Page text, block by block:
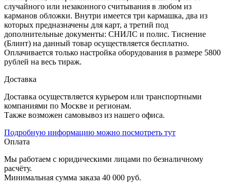
случайного или незаконного считывания в любом из
карманов обложки. Внутри имеется три кармашка, два из
которых предназначены для карт, а третий под
дополнительные документы: СНИЛС и полис. Тиснение
(Блинт) на данный товар осуществляется бесплатно.
Оплачивается только настройка оборудования в размере 5800
рублей на весь тираж.
Доставка
Доставка осуществляется курьером или транспортными
компаниями по Москве и регионам.
Также возможен самовывоз из нашего офиса.
Подробную информацию можно посмотреть тут
Оплата
Мы работаем с юридическими лицами по безналичному
расчёту.
Минимальная сумма заказа 40 000 руб.